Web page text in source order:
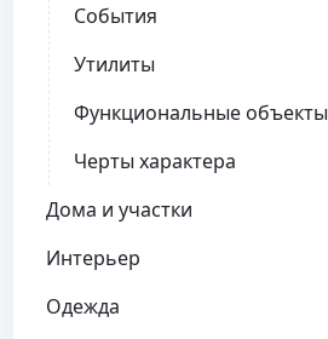
События
Утилиты
Функциональные объекты
Черты характера
Дома и участки
Интерьер
Одежда